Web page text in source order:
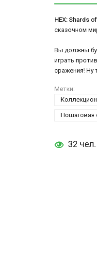
HEX: Shards
сказочном
Вы должны
играть
сражения! Ну
Метки:
Пошаговая
32